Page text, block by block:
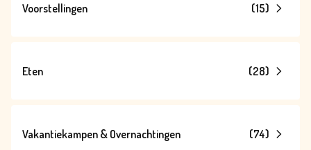
Voorstellingen (15)
Eten (28)
Vakantiekampen & Overnachtingen (74)